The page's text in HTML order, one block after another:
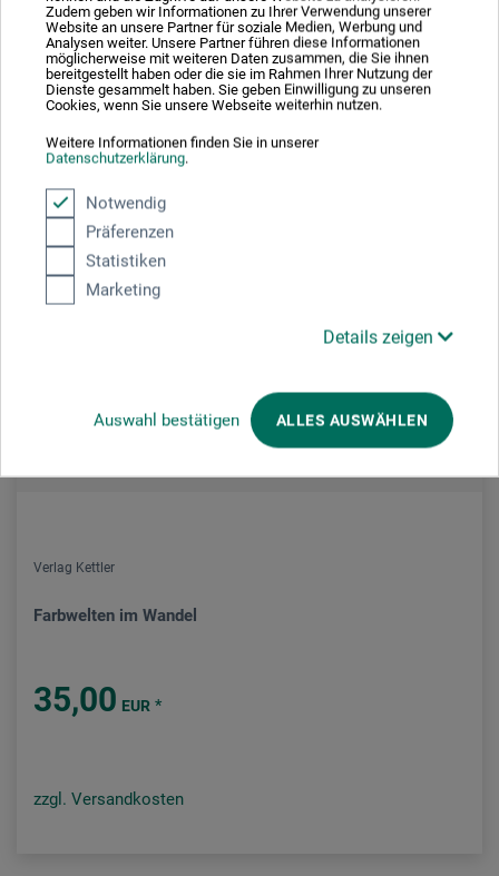
Zudem geben wir Informationen zu Ihrer Verwendung unserer
Website an unsere Partner für soziale Medien, Werbung und
Analysen weiter. Unsere Partner führen diese Informationen
möglicherweise mit weiteren Daten zusammen, die Sie ihnen
bereitgestellt haben oder die sie im Rahmen Ihrer Nutzung der
Dienste gesammelt haben. Sie geben Einwilligung zu unseren
Cookies, wenn Sie unsere Webseite weiterhin nutzen.
Weitere Informationen finden Sie in unserer
Datenschutzerklärung.
Notwendig
Präferenzen
Statistiken
Marketing
Details zeigen
Auswahl bestätigen ALLES AUSWÄHLEN
EUR *
zzgl. Versandkosten
Verlag Kettler
Farbwelten im Wandel
35,00 EUR *
zzgl. Versandkosten